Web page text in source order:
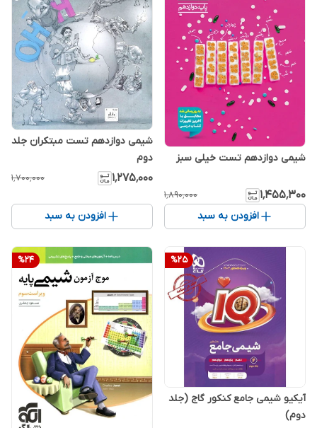
شیمی دوازدهم تست خیلی سبز
۱٬۴۵۵٬۳۰۰ ۱٬۸۹۰٬۰۰۰
افزودن به سبد
شیمی دوازدهم تست مبتکران جلد
دوم
۱٬۲۷۵٬۰۰۰ ۱٬۷۰۰٬۰۰۰
افزودن به سبد
%25
آیکیو شیمی جامع کنکور گاج (جلد
دوم)
%24